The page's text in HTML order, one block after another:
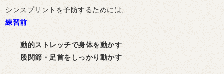
シンスプリントを予防するためには、
練習前
動的ストレッチで身体を動かす
股関節・足首をしっかり動かす